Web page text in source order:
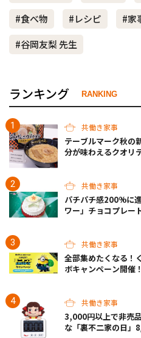
#食べ物
#レシピ #家
#谷岡友梨 先生
ランキング RANKING
共働き家事
テーブルマーク秋の
分が味わえるクオリ
共働き家事
パチパチ感200%に
ワー」チョコプレー
共働き家事
全部集めたくなる！
ボキャンペーン開催！
共働き家事
3,000円以上で非売
な「裏不二家の日」